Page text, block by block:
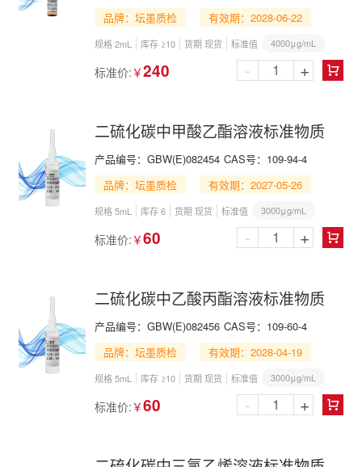
品牌：坛墨质检
有效期：2028-06-22
规格 2mL 库存 ≥10 货期 现货 标准值 4000μg/mL
标准价: ￥240 
- +
二硫化碳中甲酸乙酯溶液标准物质
产品编号： GBW(E)082454 CAS号： 109-94-4
品牌：坛墨质检
有效期：2027-05-26
规格 5mL 库存 6 货期 现货 标准值 3000μg/mL
标准价: ￥60 
- +
二硫化碳中乙酸丙酯溶液标准物质
产品编号： GBW(E)082456 CAS号： 109-60-4
品牌：坛墨质检
有效期：2028-04-19
规格 5mL 库存 ≥10 货期 现货 标准值 3000μg/mL
标准价: ￥60 
- +